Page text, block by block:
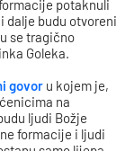
potaknuli
dalje budu otvoreni
se tragično
Goleka.
govor u kojem je,
na
ljudi Božje
formacije i ljudi